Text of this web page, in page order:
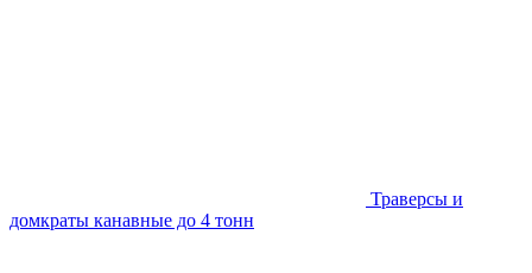
Траверсы и
домкраты канавные до 4 тонн